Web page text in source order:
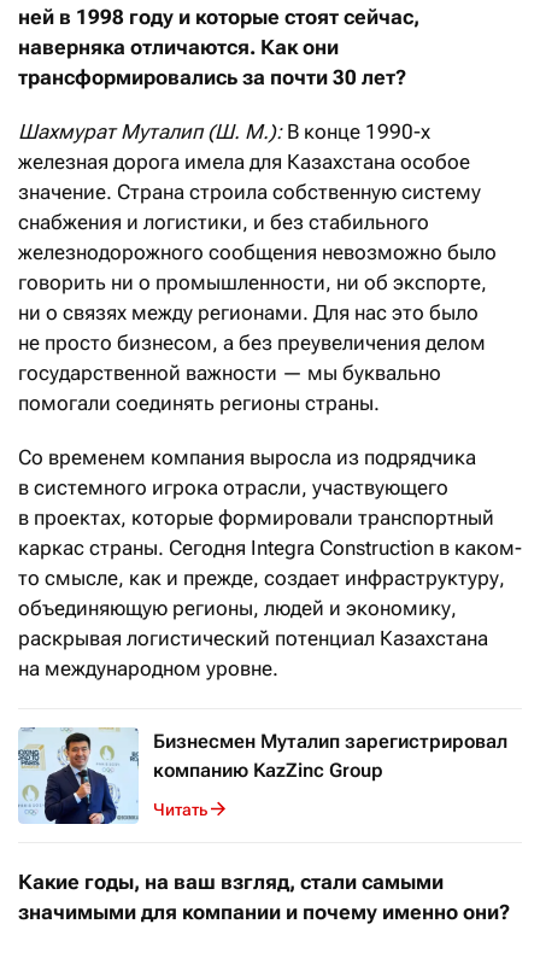
ней в 1998 году и которые стоят сейчас,
наверняка отличаются. Как они
трансформировались за почти 30 лет?
Шахмурат Муталип (Ш. М.):В конце 1990-х
железная дорога имела для Казахстана особое
значение. Страна строила собственную систему
снабжения и логистики, и без стабильного
железнодорожного сообщения невозможно было
говорить ни о промышленности, ни об экспорте,
ни о связях между регионами. Для нас это было
не просто бизнесом, а без преувеличения делом
государственной важности — мы буквально
помогали соединять регионы страны.
Со временем компания выросла из подрядчика
в системного игрока отрасли, участвующего
в проектах, которые формировали транспортный
каркас страны. Сегодня Integra Construction в каком-
то смысле, как и прежде, создает инфраструктуру,
объединяющую регионы, людей и экономику,
раскрывая логистический потенциал Казахстана
на международном уровне.
Бизнесмен Муталип зарегистрировал
компанию KazZinc Group
Читать
Какие годы, на ваш взгляд, стали самыми
значимыми для компании и почему именно они?